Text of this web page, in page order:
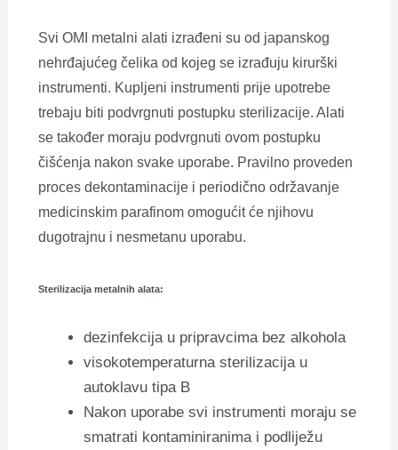
Svi OMI metalni alati izrađeni su od japanskog
nehrđajućeg čelika od kojeg se izrađuju kirurški
instrumenti. Kupljeni instrumenti prije upotrebe
trebaju biti podvrgnuti postupku sterilizacije. Alati
se također moraju podvrgnuti ovom postupku
čišćenja nakon svake uporabe. Pravilno proveden
proces dekontaminacije i periodično održavanje
medicinskim parafinom omogućit će njihovu
dugotrajnu i nesmetanu uporabu.
Sterilizacija metalnih alata:
dezinfekcija u pripravcima bez alkohola
visokotemperaturna sterilizacija u
autoklavu tipa B
Nakon uporabe svi instrumenti moraju se
smatrati kontaminiranima i podliježu